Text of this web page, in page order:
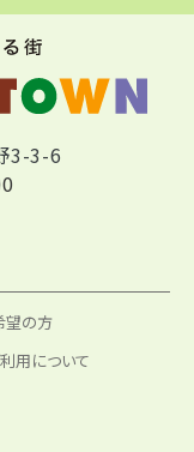
3-3-6
望の方
用について